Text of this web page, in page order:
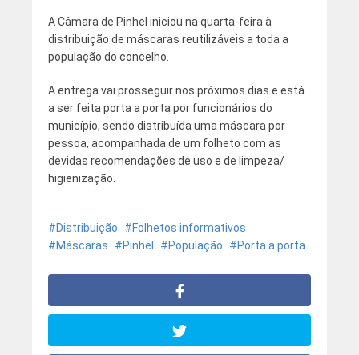
A Câmara de Pinhel iniciou na quarta-feira à
distribuição de máscaras reutilizáveis a toda a
população do concelho.
A entrega vai prosseguir nos próximos dias e está
a ser feita porta a porta por funcionários do
município, sendo distribuída uma máscara por
pessoa, acompanhada de um folheto com as
devidas recomendações de uso e de limpeza/
higienização.
Distribuição
Folhetos informativos
Máscaras
Pinhel População Porta a porta